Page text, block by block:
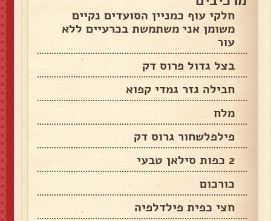
חלקי עוף כמניין הסועדים נקיים
משומן אני משתמשת בכרעיים ללא
עור
בצל גדול פרוס דק
חבילה גזר גמדי קפוא
מלח
פילפלשחור גרוס דק
2 כפות סילאן טבעי
כורכום
חצי כפית פילדלפיה